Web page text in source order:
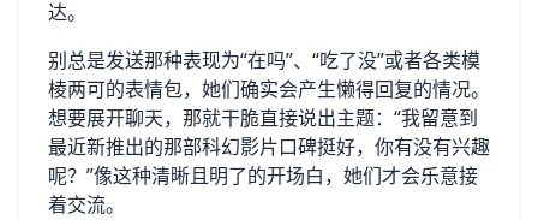
达。
别总是发送那种表现为“在吗”、“吃了没”或者各类模
棱两可的表情包，她们确实会产生懒得回复的情况。
想要展开聊天，那就干脆直接说出主题：“我留意到
最近新推出的那部科幻影片口碑挺好，你有没有兴趣
呢？”像这种清晰且明了的开场白，她们才会乐意接
着交流。